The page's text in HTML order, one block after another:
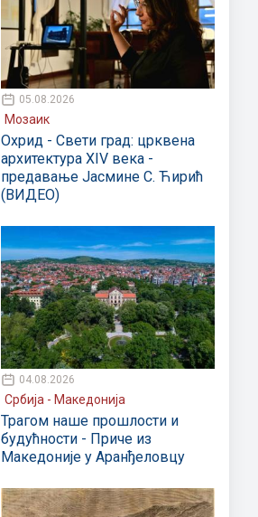
05.08.2026
Мозаик
Охрид - Свети град: црквена
архитектура XIV века -
предавање Јасмине С. Ћирић
(ВИДЕО)
04.08.2026
Србија - Македонија
Трагом наше прошлости и
будућности - Приче из
Македоније у Аранђеловцу